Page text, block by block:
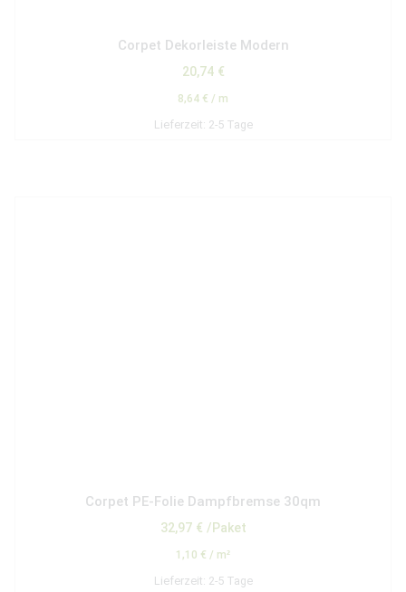
Corpet Dekorleiste Modern
20,74 €
8,64 € / m
Lieferzeit: 2-5 Tage
Corpet PE-Folie Dampfbremse 30qm
32,97 € /Paket
1,10 € / m²
Lieferzeit: 2-5 Tage